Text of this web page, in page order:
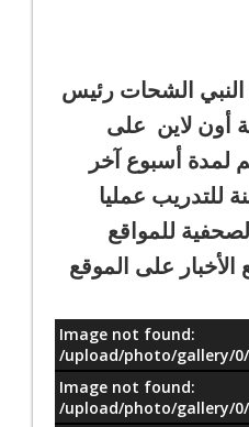
النبي الشحات رئيس
أون لاين على
لمدة أسبوع آخر
للتدريب عمليا
للمواقع
الأخبار على الموقع
معلومات
Image not found:
/upload/photo/gallery/0/
Image not found:
/upload/photo/gallery/0/